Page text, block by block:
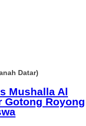
Datar)
Mushalla Al
Gotong Royong